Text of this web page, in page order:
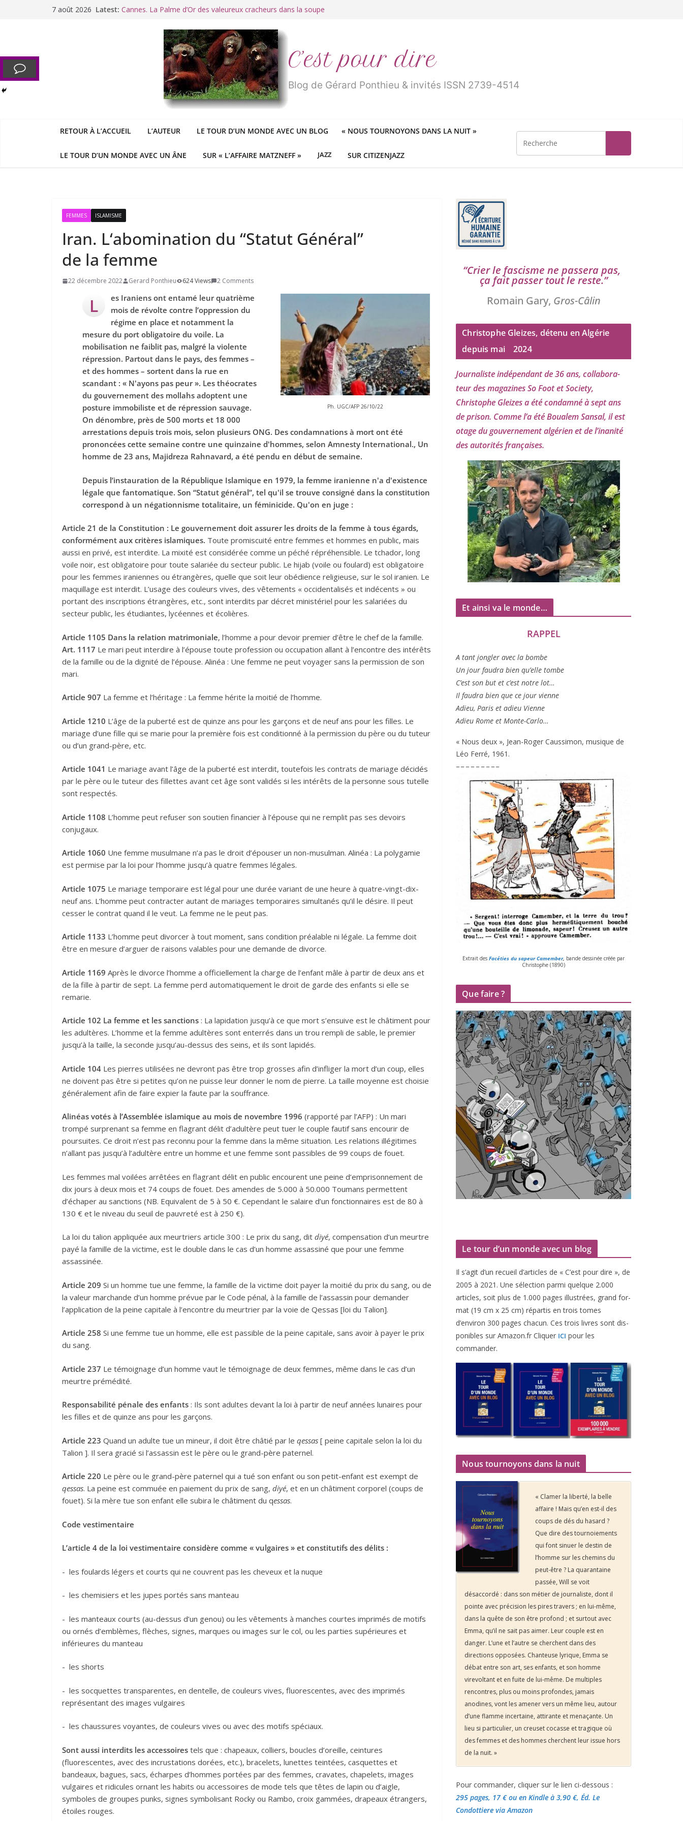
7 août 2026 Latest: Cannes. La Palme d’Or des valeureux cracheurs dans la soupe
Racisme. Moi, Picard-Marseillais traité de « blanc de merde » !
George : « Le meilleur des mondes » ou «
Le patriarcat », bouc émissaire des féministes idéologiquesC’est pour dire
Blog de Gérard Ponthieu & invités ISSN 2739-4514
RETOUR À L’ACCUEIL L’AUTEUR LE TOUR D’UN MONDE AVEC UN BLOG « NOUS TOURNOYONS DANS LA NUIT »
LE TOUR D’UN MONDE AVEC UN ÂNE SUR « L’AFFAIRE MATZNEFF » JAZZ SUR CITIZENJAZZ
FEMMES ISLAMISME
Iran. L‘abomination du “Statut Général”
de la femme
22 décembre 2022 Gerard Ponthieu 624 Views 2 Comments
Ph. UGC/AFP 26/10/22
L
es Iraniens ont entamé leur quatrième
mois de révolte contre l’oppression du
régime en place et notamment la
mesure du port obligatoire du voile. La
mobilisation ne faiblit pas, malgré la violente
répression. Partout dans le pays, des femmes –
et des hommes – sortent dans la rue en
scandant : « N'ayons pas peur ». Les théocrates
du gouvernement des mollahs adoptent une
posture immobiliste et de répression sauvage.
On dénombre, près de 500 morts et 18 000
arrestations depuis trois mois, selon plusieurs ONG. Des condamnations à mort ont été
prononcées cette semaine contre une quinzaine d'hommes, selon Amnesty International., Un
homme de 23 ans, Majidreza Rahnavard, a été pendu en début de semaine.
Depuis l’instauration de la République Islamique en 1979, la femme iranienne n'a d'existence
légale que fantomatique. Son “Statut général”, tel qu'il se trouve consigné dans la constitution
correspond à un négationnisme totalitaire, un féminicide. Qu'on en juge :
Article 21 de la Constitution : Le gouvernement doit assurer les droits de la femme à tous égards,
conformément aux critères islamiques. Toute promiscuité entre femmes et hommes en public, mais
aussi en privé, est interdite. La mixité est considérée comme un péché répréhensible. Le tchador, long
voile noir, est obligatoire pour toute salariée du secteur public. Le hijab (voile ou foulard) est obligatoire
pour les femmes iraniennes ou étrangères, quelle que soit leur obédience religieuse, sur le sol iranien. Le
maquillage est interdit. L’usage des couleurs vives, des vêtements « occidentalisés et indécents » ou
portant des inscriptions étrangères, etc., sont interdits par décret ministériel pour les salariées du
secteur public, les étudiantes, lycéennes et écolières.
Article 1105 Dans la relation matrimoniale, l’homme a pour devoir premier d’être le chef de la famille.
Art. 1117 Le mari peut interdire à l’épouse toute profession ou occupation allant à l’encontre des intérêts
de la famille ou de la dignité de l’épouse. Alinéa : Une femme ne peut voyager sans la permission de son
mari.
Article 907 La femme et l’héritage : La femme hérite la moitié de l’homme.
Article 1210 L’âge de la puberté est de quinze ans pour les garçons et de neuf ans pour les filles. Le
mariage d’une fille qui se marie pour la première fois est conditionné à la permission du père ou du tuteur
ou d’un grand-père, etc.
Article 1041 Le mariage avant l’âge de la puberté est interdit, toutefois les contrats de mariage décidés
par le père ou le tuteur des fillettes avant cet âge sont validés si les intérêts de la personne sous tutelle
sont respectés.
Article 1108 L’homme peut refuser son soutien financier à l’épouse qui ne remplit pas ses devoirs
conjugaux.
Article 1060 Une femme musulmane n’a pas le droit d’épouser un non-musulman. Alinéa : La polygamie
est permise par la loi pour l’homme jusqu’à quatre femmes légales.
Article 1075 Le mariage temporaire est légal pour une durée variant de une heure à quatre-vingt-dix-
neuf ans. L’homme peut contracter autant de mariages temporaires simultanés qu’il le désire. Il peut
cesser le contrat quand il le veut. La femme ne le peut pas.
Article 1133 L’homme peut divorcer à tout moment, sans condition préalable ni légale. La femme doit
être en mesure d’arguer de raisons valables pour une demande de divorce.
Article 1169 Après le divorce l’homme a officiellement la charge de l’enfant mâle à partir de deux ans et
de la fille à partir de sept. La femme perd automatiquement le droit de garde des enfants si elle se
remarie.
Article 102 La femme et les sanctions : La lapidation jusqu’à ce que mort s’ensuive est le châtiment pour
les adultères. L’homme et la femme adultères sont enterrés dans un trou rempli de sable, le premier
jusqu’à la taille, la seconde jusqu’au-dessus des seins, et ils sont lapidés.
Article 104 Les pierres utilisées ne devront pas être trop grosses afin d’infliger la mort d’un coup, elles
ne doivent pas être si petites qu’on ne puisse leur donner le nom de pierre. La taille moyenne est choisie
généralement afin de faire expier la faute par la souffrance.
Alinéas votés à l’Assemblée islamique au mois de novembre 1996 (rapporté par l’AFP) : Un mari
trompé surprenant sa femme en flagrant délit d’adultère peut tuer le couple fautif sans encourir de
poursuites. Ce droit n’est pas reconnu pour la femme dans la même situation. Les relations illégitimes
n’allant pas jusqu’à l’adultère entre un homme et une femme sont passibles de 99 coups de fouet.
Les femmes mal voilées arrêtées en flagrant délit en public encourent une peine d’emprisonnement de
dix jours à deux mois et 74 coups de fouet. Des amendes de 5.000 à 50.000 Toumans permettent
d’échaper au sanctions (NB. Equivalent de 5 à 50 €. Cependant le salaire d’un fonctionnaires est de 80 à
130 € et le niveau du seuil de pauvreté est à 250 €).
La loi du talion appliquée aux meurtriers article 300 : Le prix du sang, dit diyé, compensation d’un meurtre
payé la famille de la victime, est le double dans le cas d’un homme assassiné que pour une femme
assassinée.
Article 209 Si un homme tue une femme, la famille de la victime doit payer la moitié du prix du sang, ou de
la valeur marchande d’un homme prévue par le Code pénal, à la famille de l’assassin pour demander
l’application de la peine capitale à l’encontre du meurtrier par la voie de Qessas [loi du Talion].
Article 258 Si une femme tue un homme, elle est passible de la peine capitale, sans avoir à payer le prix
du sang.
Article 237 Le témoignage d’un homme vaut le témoignage de deux femmes, même dans le cas d’un
meurtre prémédité.
Responsabilité pénale des enfants : Ils sont adultes devant la loi à partir de neuf années lunaires pour
les filles et de quinze ans pour les garçons.
Article 223 Quand un adulte tue un mineur, il doit être châtié par le qessas [ peine capitale selon la loi du
Talion ]. Il sera gracié si l’assassin est le père ou le grand-père paternel.
Article 220 Le père ou le grand-père paternel qui a tué son enfant ou son petit-enfant est exempt de
qessas. La peine est commuée en paiement du prix de sang, diyé, et en un châtiment corporel (coups de
fouet). Si la mère tue son enfant elle subira le châtiment du qessas.
Code vestimentaire
L’article 4 de la loi vestimentaire considère comme « vulgaires » et constitutifs des délits :
- les foulards légers et courts qui ne couvrent pas les cheveux et la nuque
- les chemisiers et les jupes portés sans manteau
- les manteaux courts (au-dessus d’un genou) ou les vêtements à manches courtes imprimés de motifs
ou ornés d’emblèmes, flèches, signes, marques ou images sur le col, ou les parties supérieures et
inférieures du manteau
- les shorts
- les socquettes transparentes, en dentelle, de couleurs vives, fluorescentes, avec des imprimés
représentant des images vulgaires
- les chaussures voyantes, de couleurs vives ou avec des motifs spéciaux.
Sont aussi interdits les accessoires tels que : chapeaux, colliers, boucles d’oreille, ceintures
(fluorescentes, avec des incrustations dorées, etc.), bracelets, lunettes teintées, casquettes et
bandeaux, bagues, sacs, écharpes d’hommes portées par des femmes, cravates, chapelets, images
vulgaires et ridicules ornant les habits ou accessoires de mode tels que têtes de lapin ou d’aigle,
symboles de groupes punks, signes symbolisant Rocky ou Rambo, croix gammées, drapeaux étrangers,
étoiles rouges.
“Crier le fas­cisme ne pas­se­ra pas,
ça fait pas­ser tout le reste.”
Romain Gary, Gros-Câlin
Christophe Gleizes, détenu en Algérie
depuis mai
2024
Journaliste indé­pen­dant de36ans, col­la­bo­ra­
teur des maga­zines So Foot et Society,
Christophe Gleizesa été condam­né à sept ans
de pri­son. Comme l’a été Boualem Sansal, il est
otage du gou­ver­ne­ment algé­rien et de l’i­na­ni­té
des auto­ri­tés françaises.
Et ainsi va le monde…
RAPPEL
A tant jon­gler avec la bombe
Un jour fau­dra bien qu’elle tombe
C’est son but et c’est notre lot…
Il fau­dra bien que ce jour vienne
Adieu, Paris et adieu Vienne
Adieu Rome et Monte-Carlo…
« Nous deux », Jean-Roger Caussimon, musique de
Léo Ferré, 1961 .
– – – – – – – – –
Extrait des Facéties du sapeur Camember, bande des­si­née créée par
Christophe (1890)
Que faire ?
Le tour d’un monde avec un blog
Il s’agit d’un recueil d’ar­ticles de « C’est pour dire », de
2005 à 2021 . Une sélec­tion par­mi quelque 2.000
articles, soit plus de 1 .000 pages illus­trées, grand for­
mat (19 cm x 25 cm) répar­tis en trois tomes
d’environ 300 pages cha­cun. Ces trois livres sont dis­
po­nibles sur Amazon​.fr Cliquer ICI pour les
commander.
Nous tournoyons dans la nuit
« Clamer la liberté, la belle
affaire ! Mais qu’en est-il des
coups de dés du hasard ?
Que dire des tournoiements
qui font sinuer le destin de
l’homme sur les chemins du
peut-être ? La quarantaine
passée, Will se voit
désaccordé : dans son métier de journaliste, dont il
pointe avec précision les pires travers ; en lui-même,
dans la quête de son être profond ; et surtout avec
Emma, qu’il ne sait pas aimer. Leur couple est en
danger. L’une et l’autre se cherchent dans des
directions opposées. Chanteuse lyrique, Emma se
débat entre son art, ses enfants, et son homme
virevoltant et en fuite de lui-même. De multiples
rencontres, plus ou moins profondes, jamais
anodines, vont les amener vers un même lieu, autour
d’une flamme incertaine, attirante et menaçante. Un
lieu si particulier, un creuset cocasse et tragique où
des femmes et des hommes cherchent leur issue hors
de la nuit. »
Pour commander, cliquer sur le lien ci-dessous :
295 pages, 17 €ou en Kindle à 3,90 €, Éd. Le
Condottiere via Amazon